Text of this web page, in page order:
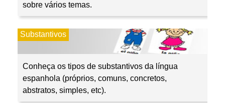
sobre vários temas.
Substantivos
Conheça os tipos de substantivos da língua
espanhola (próprios, comuns, concretos,
abstratos, simples, etc).